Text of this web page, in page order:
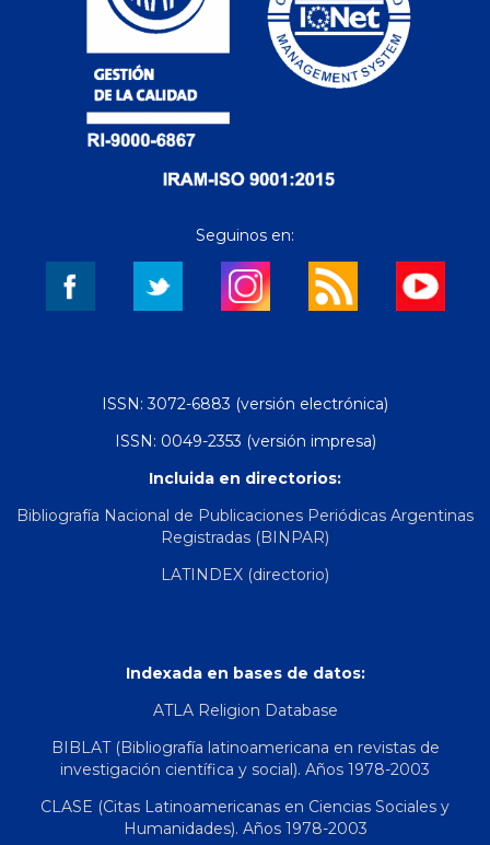
Seguinos en:
ISSN: 3072-6883 (versión electrónica)
ISSN: 0049-2353 (versión impresa)
Incluida en directorios:
Bibliografía Nacional de Publicaciones Periódicas Argentinas
Registradas (BINPAR)
LATINDEX (directorio)
Indexada en bases de datos:
ATLA Religion Database
BIBLAT (Bibliografía latinoamericana en revistas de
investigación científica y social). Años 1978-2003
CLASE (Citas Latinoamericanas en Ciencias Sociales y
Humanidades). Años 1978-2003